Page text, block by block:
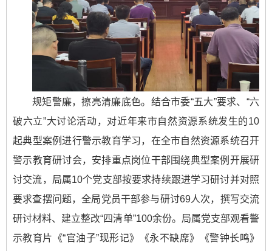
规矩警廉，擦亮清廉底色。结合市委“五大”要求、“六
破六立”大讨论活动，对近年来市自然资源系统发生的10
起典型案例进行警示教育学习，在全市自然资源系统召开
警示教育研讨会，安排重点岗位干部围绕典型案例开展研
讨交流，局属10个党支部按要求持续跟进学习研讨并对照
要求查摆问题，全局党员干部参与研讨69人次，撰写交流
研讨材料、建立整改“四清单”100余份。局属党支部观看警
示教育片《“官油子”现形记》《永不缺席》《警钟长鸣》